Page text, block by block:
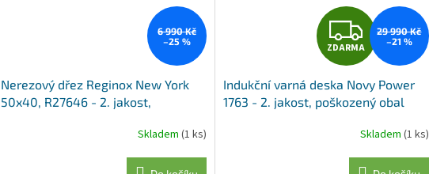
6 990 Kč
–25 %
Nerezový dřez Reginox New York
50x40, R27646 - 2. jakost,
Skladem (1 ks)
Z
D
A
R
M
ZDARMA
29 990 Kč
–21 %
Indukční varná deska Novy Power
1763 - 2. jakost, poškozený obal
Skladem (1 ks)